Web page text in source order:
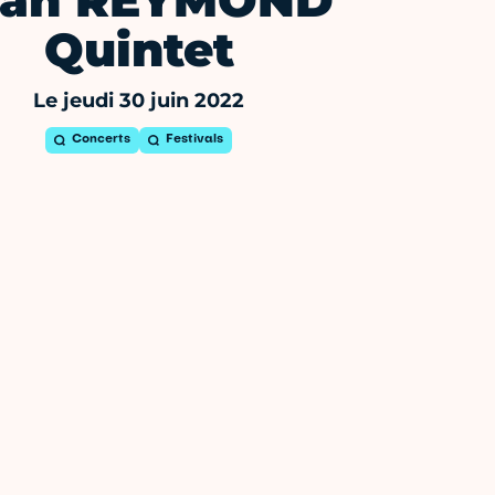
Quintet
Le jeudi 30 juin 2022
Concerts Festivals